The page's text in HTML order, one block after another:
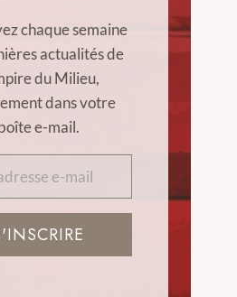
chaque semaine
actualités de
du Milieu,
dans votre
e-mail.